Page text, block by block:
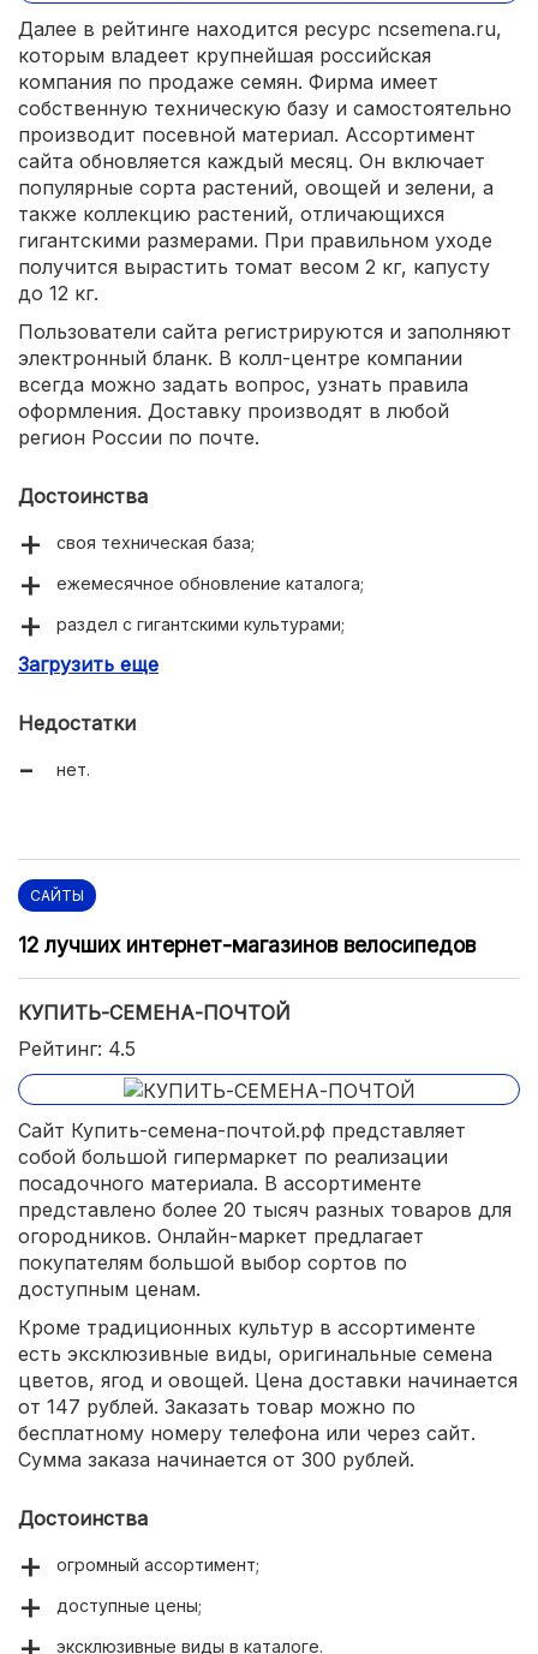
Далее в рейтинге находится ресурс ncsemena.ru,
которым владеет крупнейшая российская
компания по продаже семян. Фирма имеет
собственную техническую базу и самостоятельно
производит посевной материал. Ассортимент
сайта обновляется каждый месяц. Он включает
популярные сорта растений, овощей и зелени, а
также коллекцию растений, отличающихся
гигантскими размерами. При правильном уходе
получится вырастить томат весом 2 кг, капусту
до 12 кг.
Пользователи сайта регистрируются и заполняют
электронный бланк. В колл-центре компании
всегда можно задать вопрос, узнать правила
оформления. Доставку производят в любой
регион России по почте.
Достоинства
своя техническая база;
ежемесячное обновление каталога;
раздел с гигантскими культурами;
хорошая работа колл-центра.
Загрузить еще
Недостатки
нет.
САЙТЫ
12 лучших интернет-магазинов велосипедов
КУПИТЬ-СЕМЕНА-ПОЧТОЙ
Рейтинг: 4.5
Сайт Купить-семена-почтой.рф представляет
собой большой гипермаркет по реализации
посадочного материала. В ассортименте
представлено более 20 тысяч разных товаров для
огородников. Онлайн-маркет предлагает
покупателям большой выбор сортов по
доступным ценам.
Кроме традиционных культур в ассортименте
есть эксклюзивные виды, оригинальные семена
цветов, ягод и овощей. Цена доставки начинается
от 147 рублей. Заказать товар можно по
бесплатному номеру телефона или через сайт.
Сумма заказа начинается от 300 рублей.
Достоинства
огромный ассортимент;
доступные цены;
эксклюзивные виды в каталоге.